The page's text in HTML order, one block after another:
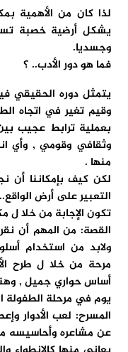
لذا كان من الأهمية
يشكل أرضية خصبة
وجسديا.
فما هو دور الأدب.. ؟
يتمثل دوره الحقيقي
وقيم تغير في اتجاه
بعملية ترابط عجيب
وثقافي وقومي , وأي
منها .
لكن كيف بإمكاننا
التعبير على أرض
تكون الإجابة من خلا ل
القصة: من المهم أن
ولابد من استخدام
مرحة من خلا ل طرح
أساس حواري جميل ,
يوم في مرحلة الطفولة
المسرح: لعب الأدوار
عن مشاعره وأحاسيسه